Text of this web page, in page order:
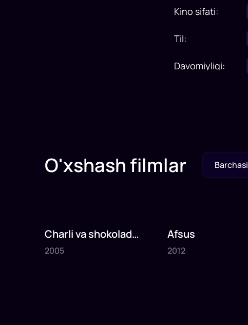
Kino sifati:
Til:
Davomiyligi:
O'xshash filmlar Barchasi
2005
1x75
Charli va shokolad
fabrikasi
2005
2012
1x80
Afsus
2012